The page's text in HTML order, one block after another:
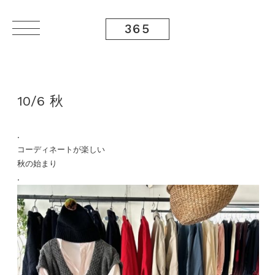
365
10/6 秋
.
コーディネートが楽しい
秋の始まり
.